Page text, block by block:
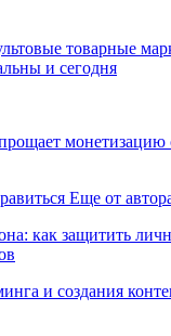
товарные
и сегодня
монетизацию
Еще от
как защитить
и создания